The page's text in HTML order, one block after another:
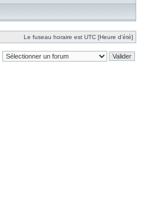
Le fuseau horaire est UTC [Heure d’été]